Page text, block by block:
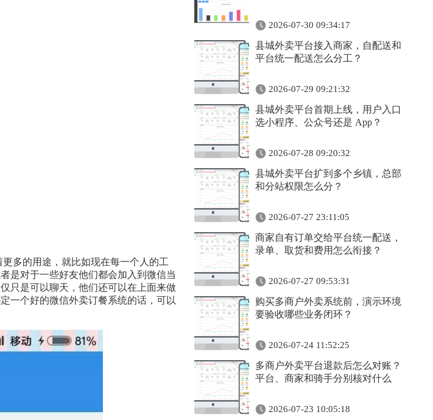
多的用途，就比如现在每一个人的工
是对于一些好友他们都会加入到微信当
只是可以聊天，他们还可以在上面来做
一个好的微信外卖订餐系统的话，可以
2026-07-30 09:34:17
县城外卖平台接入商家，自配送和
平台统一配送怎么分工？
2026-07-29 09:21:32
县城外卖平台首期上线，用户入口
选小程序、公众号还是 App？
2026-07-28 09:20:32
县城外卖平台扩到多个乡镇，总部
和分站权限怎么分？
2026-07-27 23:11:05
商家自有订单交给平台统一配送，
录单、取货和费用怎么衔接？
2026-07-27 09:53:31
购买多商户外卖系统前，演示环境
要验收哪些业务闭环？
2026-07-24 11:52:25
多商户外卖平台退款后怎么对账？
平台、商家和骑手分别核对什么
2026-07-23 10:05:18